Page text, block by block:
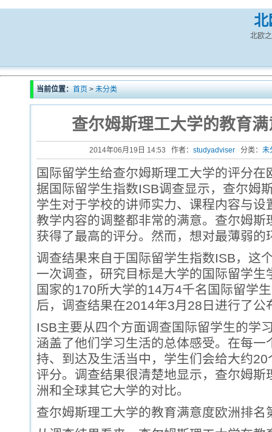
北
北欧
当前位置： 首页 > 未分类
查尔姆斯理工大学的教育
2014年06月19日 14:53 作者： studyadviser分类： 未
国际留学生给查尔姆斯理工大学的评分在
据国际留学生指数ISB调查显示，查尔姆
学生对于学校的讲师实力、课程内容与设
教学内容的调整都非常的满意。查尔姆斯
获得了最高的评分。然而，想对最薄弱的
调查结果来自于国际留学生指数ISB，这
一次调查，研究目标是大学的国际留学生
国家的170所大学的14万4千名国际留学
后，调查结果在2014年3月28日进行了公
ISB主要从四个方面调查国际留学生的学
涵盖了他们学习生活的总体感受。在每
持、到达及生活当中，学生们会给大约
评分。调查结果很清楚地显示，查尔姆斯
洲和全球其它大学的对比。
查尔姆斯理工大学的教育满意度欧洲排名